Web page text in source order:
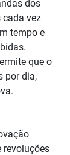
dos
cada vez
tempo e
que o
por dia,
revoluções